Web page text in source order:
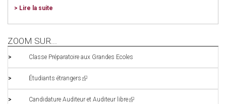
> Lire la suite
ZOOM SUR...
Classe Préparatoire aux Grandes Ecoles
Étudiants étrangers (link
external)
Candidature Auditeur et Auditeur libre(link